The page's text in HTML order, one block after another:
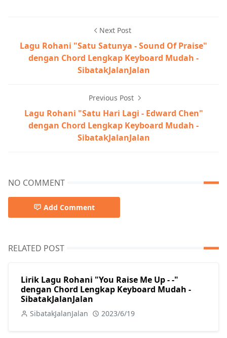
Next Post
Lagu Rohani "Satu Satunya - Sound Of Praise"
dengan Chord Lengkap Keyboard Mudah -
SibatakJalanJalan
Previous Post
Lagu Rohani "Satu Hari Lagi - Edward Chen"
dengan Chord Lengkap Keyboard Mudah -
SibatakJalanJalan
NO COMMENT
Add Comment
RELATED POST
Lirik Lagu Rohani "You Raise Me Up - -"
dengan Chord Lengkap Keyboard Mudah -
SibatakJalanJalan
SibatakJalanJalan 2023/6/19